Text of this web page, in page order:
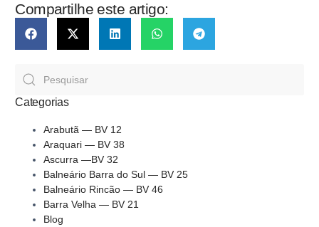
Compartilhe este artigo:
Categorias
Arabutã — BV 12
Araquari — BV 38
Ascurra —BV 32
Balneário Barra do Sul — BV 25
Balneário Rincão — BV 46
Barra Velha — BV 21
Blog